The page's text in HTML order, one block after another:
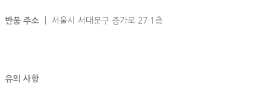
반품 주소 ㅣ 서울시 서대문구 증가로 27 1층
유의 사항